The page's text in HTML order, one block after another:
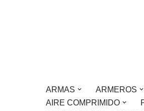
ARMAS ARMEROS
AIRE COMPRIMIDO